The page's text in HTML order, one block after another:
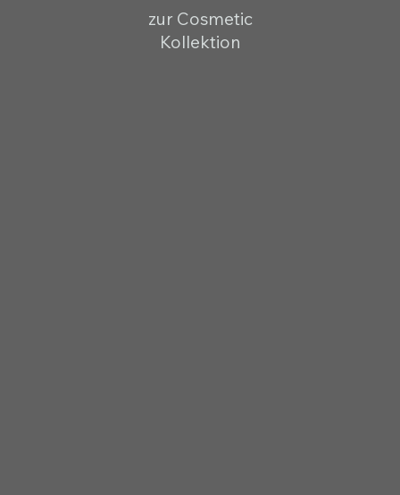
zur Cosmetic
Kollektion